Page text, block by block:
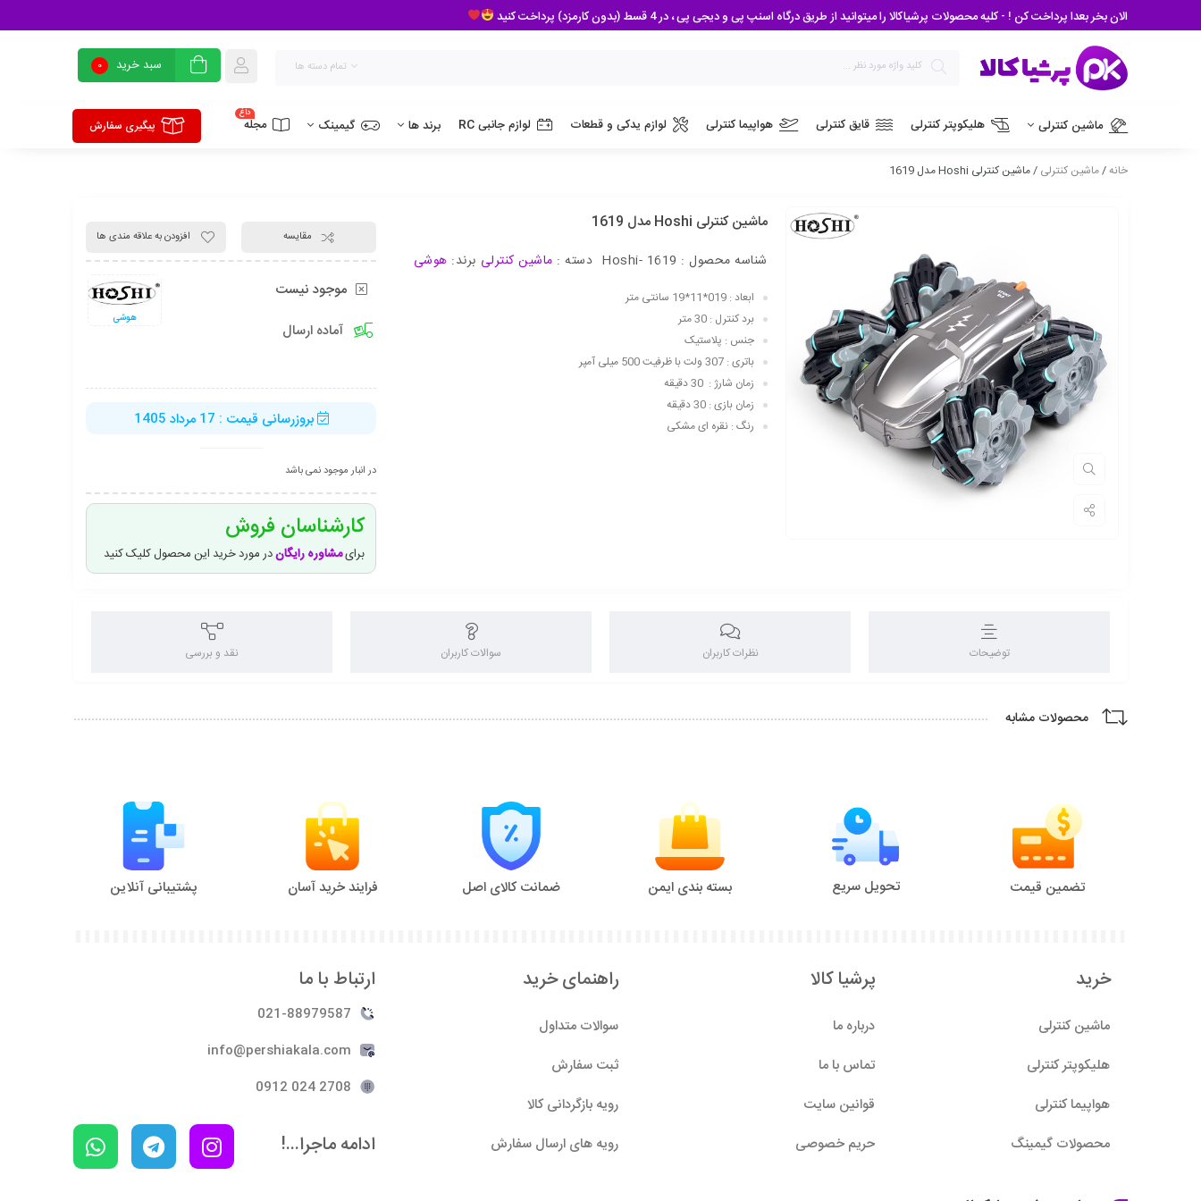
الان بخر بعدا پرداخت کن ! - کلیه محصولات پرشیاکالا را میتوانید از طریق درگاه اسنپ پی و دیجی پی ، در 4 قسط (بدون کارمزد) پرداخت کنید
تمام دسته ها سبد خرید 0
ماشین کنترلی هلیکوپتر کنترلی قایق کنترلی هواپیما کنترلی لوازم یدکی و قطعات لوازم جانبی RC برند ها گیمینک مجله
داغ
پیگیری سفارش
خانه/ماشین کنترلی / ماشین کنترلی Hoshi مدل 1619
ماشین کنترلی Hoshi مدل 1619
شناسه محصول : Hoshi- 1619 دسته : ماشین کنترلی برند: هوشی
ابعاد : 019*11*19 سانتی متر
برد کنترل : 30 متر
جنس : پلاستیک
باتری : 307 ولت با ظرفیت 500 میلی آمپر
زمان شارژ : 30 دقیقه
زمان بازی : 30 دقیقه
رنگ : نقره ای مشکی
مقایسه افزودن به علاقه مندی ها
هوشی
موجود نیست
آماده ارسال
بروزرسانی قیمت : 17 مرداد 1405
در انبار موجود نمی باشد
کارشناسان فروش
برایمشاوره رایگان در مورد خرید این محصول کلیک کنید
توضیحات نظرات کاربران سوالات کاربران نقد و بررسی
محصولات مشابه
تضمین قیمت تحویل سریع بسته بندی ایمن ضمانت کالای اصل فرایند خرید آسان پشتیبانی آنلاین
خرید
ماشین کنترلی
هلیکوپتر کنترلی
هواپیما کنترلی
محصولات گیمینگ
پرشیا کالا
درباره ما
تماس با ما
قوانین سایت
حریم خصوصی
راهنمای خرید
سوالات متداول
ثبت سفارش
رویه بازگردانی کالا
رویه های ارسال سفارش
ارتباط با ما
021-88979587
info@pershiakala.com
2708 024 0912
ادامه ماجرا...!